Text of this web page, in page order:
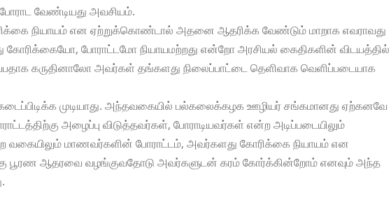
வேண்டியது அவசியம்.
நியாயம் என ஏற்றுக்கொண்டால் அதனை ஆதரிக்க வேண்டும் மாறாக எவராவது
போராட்டமோ நியாயமற்றது என்றோ அரசியல் கைதிகளின் விடயத்தில்
கருதினாலோ அவர்கள் தங்களது நிலைப்பாட்டை தெளிவாக வெளிப்படையாக
முடியாது. அந்தவகையில் பல்கலைக்கழக ஊழியர் சங்கமானது ஏற்கனவே
அழைப்பு விடுத்தவர்கள், போராடியவர்கள் என்ற அடிப்படையிலும்
மாணவர்களின் போராட்டம், அவர்களது கோரிக்கை நியாயம் என
பூரண ஆதரவை வழங்குவதோடு அவர்களுடன் கரம் கோர்க்கின்றோம் எனவும் அந்த